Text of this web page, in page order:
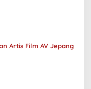
Artis Film AV Jepang